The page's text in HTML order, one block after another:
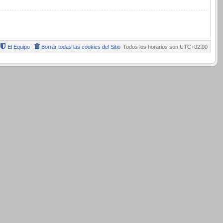
Todos los horarios son UTC+02:00
Borrar todas las cookies del Sitio
El Equipo